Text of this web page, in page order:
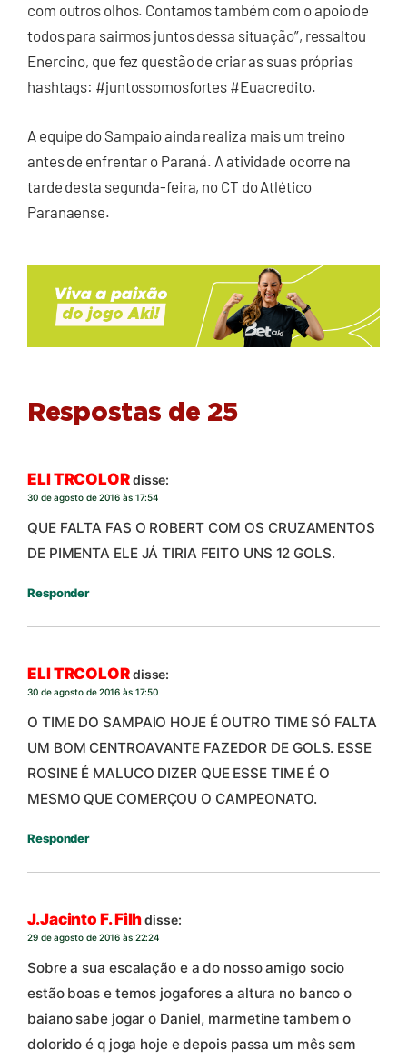
com outros olhos. Contamos também com o apoio de
todos para sairmos juntos dessa situação”, ressaltou
Enercino, que fez questão de criar as suas próprias
hashtags: #juntossomosfortes #Euacredito.
A equipe do Sampaio ainda realiza mais um treino
antes de enfrentar o Paraná. A atividade ocorre na
tarde desta segunda-feira, no CT do Atlético
Paranaense.
Respostas de 25
ELI TRCOLORdisse:
30 de agosto de 2016 às 17:54
QUE FALTA FAS O ROBERT COM OS CRUZAMENTOS
DE PIMENTA ELE JÁ TIRIA FEITO UNS 12 GOLS.
Responder
ELI TRCOLORdisse:
30 de agosto de 2016 às 17:50
O TIME DO SAMPAIO HOJE É OUTRO TIME SÓ FALTA
UM BOM CENTROAVANTE FAZEDOR DE GOLS. ESSE
ROSINE É MALUCO DIZER QUE ESSE TIME É O
MESMO QUE COMERÇOU O CAMPEONATO.
Responder
J.Jacinto F. Filhdisse:
29 de agosto de 2016 às 22:24
Sobre a sua escalação e a do nosso amigo socio
estão boas e temos jogafores a altura no banco o
baiano sabe jogar o Daniel, marmetine tambem o
dolorido é q joga hoje e depois passa um mês sem